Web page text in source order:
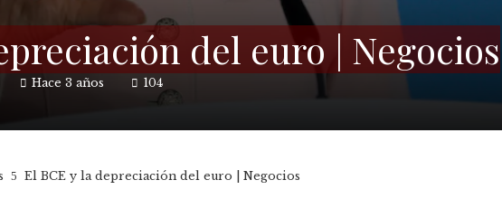
del euro | Negocios
Hace 3 años 104
El BCE y la depreciación del euro | Negocios